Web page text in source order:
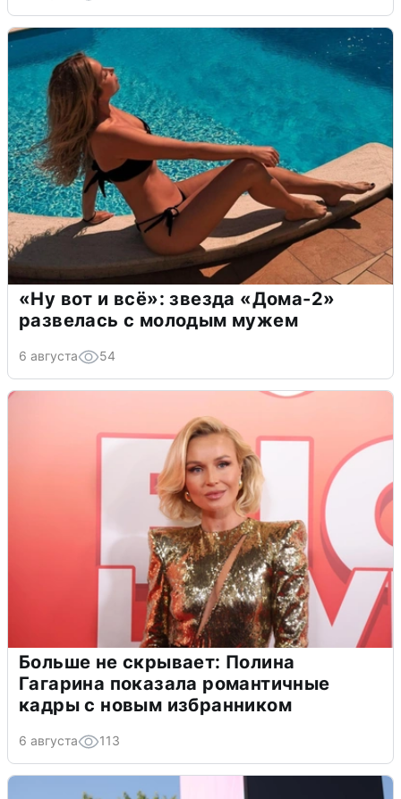
«Ну вот и всё»: звезда «Дома-2»
развелась с молодым мужем
6 августа 54
Больше не скрывает: Полина
Гагарина показала романтичные
кадры с новым избранником
6 августа 113